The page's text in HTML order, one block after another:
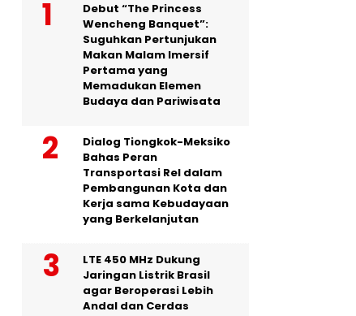
Debut “The Princess
Wencheng Banquet”:
Suguhkan Pertunjukan
Makan Malam Imersif
Pertama yang
Memadukan Elemen
Budaya dan Pariwisata
Dialog Tiongkok-Meksiko
Bahas Peran
Transportasi Rel dalam
Pembangunan Kota dan
Kerja sama Kebudayaan
yang Berkelanjutan
LTE 450 MHz Dukung
Jaringan Listrik Brasil
agar Beroperasi Lebih
Andal dan Cerdas